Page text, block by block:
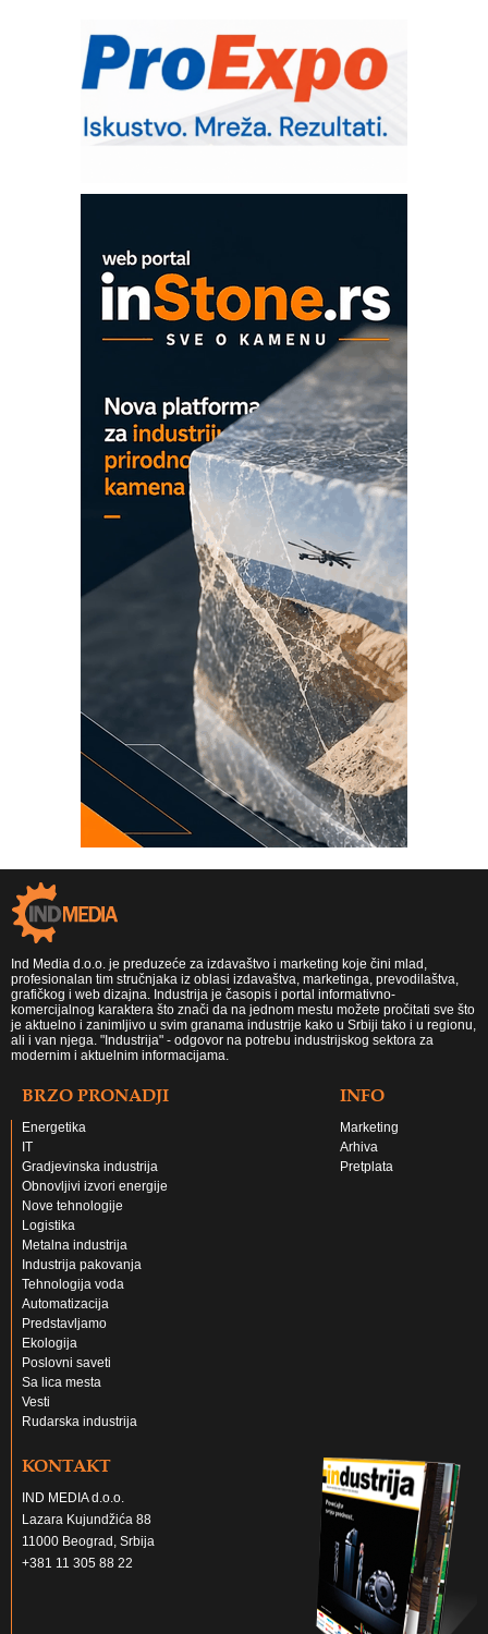
IB BLUMENAUER - više od 40 godina
poverenja u industriji
RMQ-TITAN ADVANCED INDICATOR
– Pametna signalizacija za efikasnije
upravljanje mašinama
era CNC merenja
Proizvodnja iC7 Hybrid 1500 VDC
mrežnog pretvarača sa tečnim
hlađenjem
COMBYPACK
EVOKS Maintenance Management
Ind Media d.o.o. je preduzeće za izdavaštvo i marketing koje čini mlad,
profesionalan tim stručnjaka iz oblasi izdavaštva, marketinga, prevodilaštva,
grafičkog i web dizajna. Industrija je časopis i portal informativno-
komercijalnog karaktera što znači da na jednom mestu možete pročitati sve što
je aktuelno i zanimljivo u svim granama industrije kako u Srbiji tako i u regionu,
ali i van njega. "Industrija" - odgovor na potrebu industrijskog sektora za
modernim i aktuelnim informacijama.
BRZO PRONADJI
Energetika
IT
Gradjevinska industrija
Obnovljivi izvori energije
Nove tehnologije
Logistika
Metalna industrija
Industrija pakovanja
Tehnologija voda
Automatizacija
Predstavljamo
Ekologija
Poslovni saveti
Sa lica mesta
Vesti
Rudarska industrija
INFO
Marketing
Arhiva
Pretplata
KONTAKT
IND MEDIA d.o.o.
Lazara Kujundžića 88
11000 Beograd, Srbija
+381 11 305 88 22